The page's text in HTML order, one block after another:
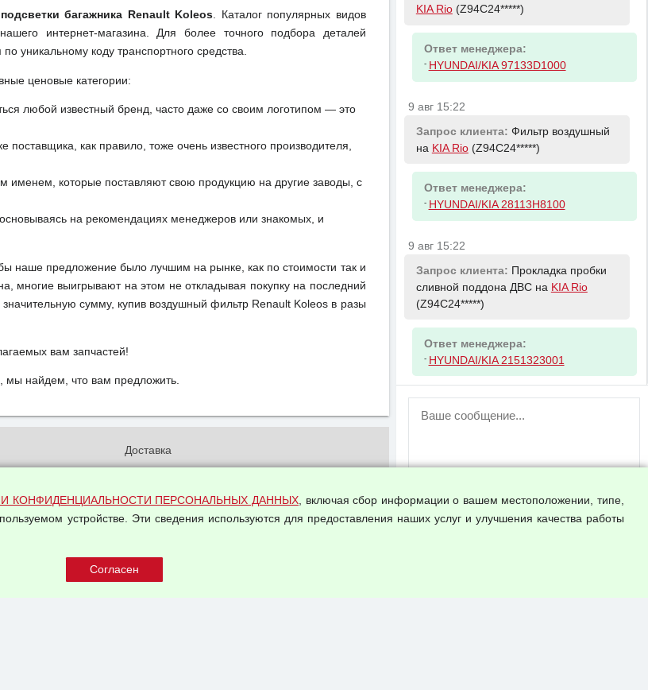
багажника Renault Koleos. Каталог популярных видов
интернет-магазина. Для более точного подбора деталей
уникальному коду транспортного средства.
ценовые категории:
любой известный бренд, часто даже со своим логотипом — это
как правило, тоже очень известного производителя,
которые поставляют свою продукцию на другие заводы, с
на рекомендациях менеджеров или знакомых, и
наше предложение было лучшим на рынке, как по стоимости так и
многие выигрывают на этом не откладывая покупку на последний
сумму, купив воздушный фильтр Renault Koleos в разы
вам запчастей!
найдем, что вам предложить.
Доставка
Оплата и возвраты
Арендодателям
КОНФИДЕНЦИАЛЬНОСТИ ПЕРСОНАЛЬНЫХ ДАННЫХ, включая сбор информации о вашем местоположении, типе,
устройстве. Эти сведения используются для предоставления наших услуг и улучшения качества работы
KIA Rio(Z94C24*****)
Ответ менеджера:
- HYUNDAI/KIA 97133D1000
9 авг 15:22
Запрос клиента: Фильтр воздушный
на KIA Rio(Z94C24*****)
Ответ менеджера:
- HYUNDAI/KIA 28113H8100
9 авг 15:22
Запрос клиента: Прокладка пробки
сливной поддона ДВС на KIA Rio
(Z94C24*****)
Ответ менеджера:
- HYUNDAI/KIA 2151323001
ВНИМАНИЕ!
пользователей временно отключена!
аккаунт.